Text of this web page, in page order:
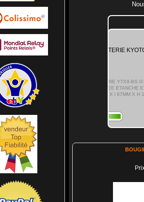
KYOTO YTX9-BS GTX9-BS SLA ACTIVEE
USINE
Prix :
BS GTX9-BS SLA SANS ENTRETIEN
ET ACTIVEE USINE - DIMENSION L
X H 105MM - 12V 8AH - CCA 120 - POLARITE